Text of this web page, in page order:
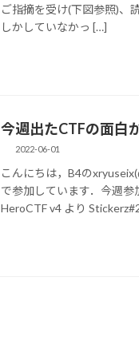
ご指摘を受け(下図参照)、
しかしていなかっ […]
今週出たCTFの面白
2022-06-01
こんにちは，B4の
で参加しています．今週
HeroCTF v4 より